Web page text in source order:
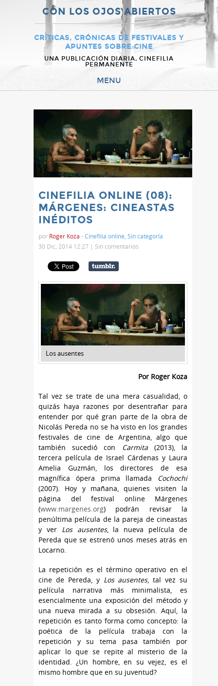
CON LOS OJOS ABIERTOS
CRÍTICAS, CRÓNICAS DE FESTIVALES Y
APUNTES SOBRE CINE
UNA PUBLICACIÓN DIARIA, CINEFILIA
PERMANENTE
MENU
CINEFILIA ONLINE (08):
MÁRGENES: CINEASTAS
INÉDITOS
por Roger Koza -Cinefilia online Sin categoría
30 Dic, 2014 12:27 | Sin comentarios
Los ausentes
Por Roger Koza
Tal vez se trate de una mera casualidad, o
quizás haya razones por desentrañar para
entender por qué gran parte de la obra de
Nicolás Pereda no se ha visto en los grandes
festivales de cine de Argentina, algo que
también sucedió con Carmita (2013), la
tercera película de Israel Cárdenas y Laura
Amelia Guzmán, los directores de esa
magnífica ópera prima llamada Cochochi
(2007). Hoy y mañana, quienes visiten la
página del festival online Márgenes
(www.margenes.org) podrán revisar la
penúltima película de la pareja de cineastas
y ver Los ausentes, la nueva película de
Pereda que se estrenó unos meses atrás en
Locarno.
La repetición es el término operativo en el
cine de Pereda, y Los ausentes, tal vez su
película narrativa más minimalista, es
esencialmente una exposición del método y
una nueva mirada a su obsesión. Aquí, la
repetición es tanto forma como concepto: la
poética de la película trabaja con la
repetición y su tema pasa también por
aplicar lo que se repite al misterio de la
identidad. ¿Un hombre, en su vejez, es el
mismo hombre que en su juventud?